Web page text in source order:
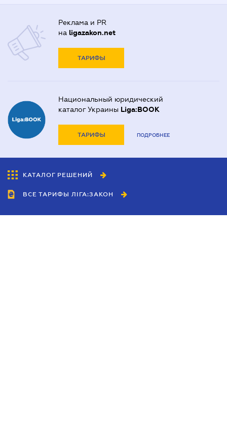
Реклама и PR
на ligazakon.net
ТАРИФЫ
Национальный юридический
каталог Украины Liga:BOOK
ТАРИФЫ ПОДРОБНЕЕ
КАТАЛОГ РЕШЕНИЙ
ВСЕ ТАРИФЫ ЛІГА:ЗАКОН